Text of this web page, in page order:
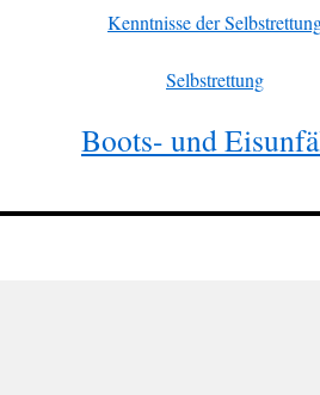
Kenntnisseder
Selbstrettung
Boots- und